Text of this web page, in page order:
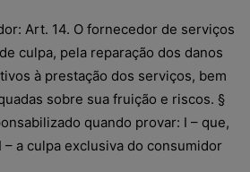
Art. 14. O fornecedor de serviços
culpa, pela reparação dos danos
à prestação dos serviços, bem
sobre sua fruição e riscos. §
quando provar: I – que,
a culpa exclusiva do consumidor